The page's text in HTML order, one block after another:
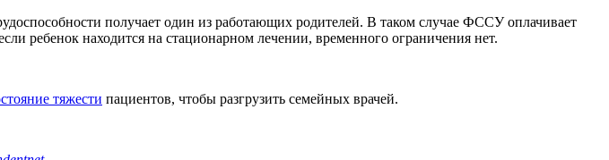
получает один из работающих родителей. В таком случае ФССУ оплачивает
ребенок находится на стационарном лечении, временного ограничения нет.
тяжести пациентов, чтобы разгрузить семейных врачей.